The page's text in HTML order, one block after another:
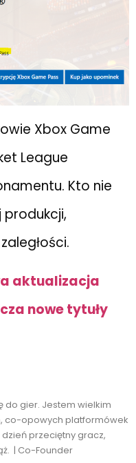
Xbox Game
League
Kto nie
aktualizacja
nowe tytuły
do gier. Jestem wielkim
co-opowych platformówek
przeciętny gracz,
| Co-Founder